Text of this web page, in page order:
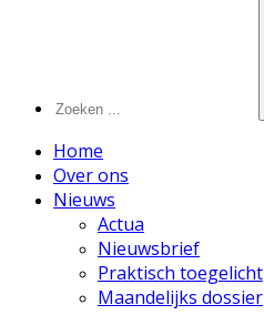
Home
Over ons
Nieuws
Actua
Nieuwsbrief
Praktisch toegelicht
Maandelijks dossier